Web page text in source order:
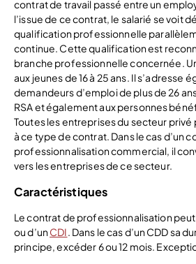
contrat de travail passé entre un
l’issue de ce contrat, le salarié se voit
qualification professionnelle
continue. Cette qualification est
branche professionnelle concernée.
aux jeunes de 16 à 25 ans. Il s’adresse
demandeurs d’emploi de plus de 26
RSA et également aux personnes
Toutes les entreprises du secteur
à ce type de contrat. Dans le cas d’un
professionnalisation commercial, il
vers les entreprises de ce secteur.
Caractéristiques
Le contrat de professionnalisation peut
ou d’unCDI. Dans le cas d’un CDD sa
principe, excéder 6 ou 12 mois.